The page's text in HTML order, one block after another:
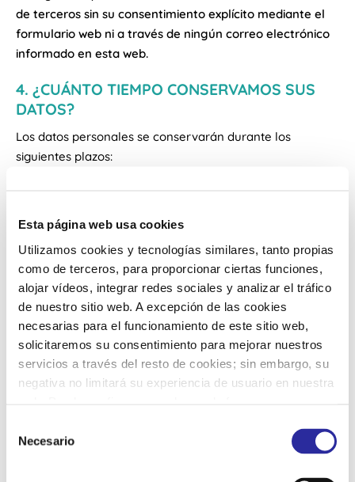
Esta página web usa cookies
Utilizamos cookies y tecnologías similares, tanto propias
como de terceros, para proporcionar ciertas funciones,
alojar vídeos, integrar redes sociales y analizar el tráfico
de nuestro sitio web. A excepción de las cookies
necesarias para el funcionamiento de este sitio web,
solicitaremos su consentimiento para mejorar nuestros
servicios a través del resto de cookies; sin embargo, su
negativa no limitará su experiencia de usuario en nuestra
más información, puede consultar nuestra
Política de
Necesario
de terceros sin su consentimiento explícito mediante el
formulario web ni a través de ningún correo electrónico
informado en esta web.
4. ¿CUÁNTO TIEMPO CONSERVAMOS SUS
DATOS?
Los datos personales se conservarán durante los
siguientes plazos:
Sugerencias y reclamaciones: Durante el tiempo
necesario para su resolución y hasta 5 años tras su
tramitación (plazo de prescripción de potenciales
acciones civiles).
Datos de navegación: Según la configuración de
cookies (Para más detalle, consulte nuestra Política
de Cookies)
5. ¿A QUIÉNES COMUNICAMOS SUS DATOS?
No cederemos sus datos personales a terceros ajenos a
las empresas del Grupo CLECE salvo que sea necesario